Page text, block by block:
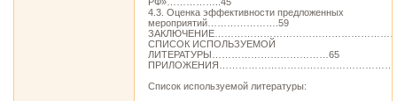
4.3. Оценка эффективности предложенных
мероприятий………………….59
СПИСОК ИСПОЛЬЗУЕМОЙ
ЛИТЕРАТУРЫ………………………………65
Список используемой литературы: